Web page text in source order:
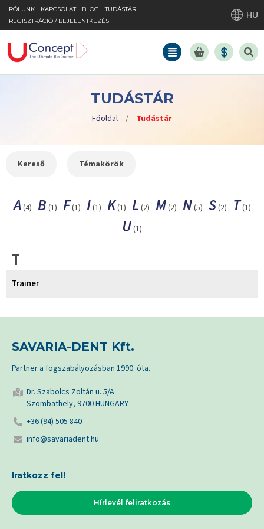
RÓLUNK KAPCSOLAT BLOG
TUDÁSTÁR
REGISZTRÁCIÓ / BEJELENTKEZÉS
HU
TUDÁSTÁR
Főoldal / Tudástár
Kereső Témakörök
A(4) B (1) F(1) I(1) K(1) L (2) M(2) N(5) S(2) T(1)
U(1)
T
Trainer
SAVARIA-DENT Kft.
Partner a fogszabályozásban 1990. óta.
Dr. Szabolcs Zoltán u. 5/A
Szombathely, 9700 HUNGARY
+36 (94) 505 840
info@savariadent.hu
Iratkozz fel!
Hírlevél feliratkozás